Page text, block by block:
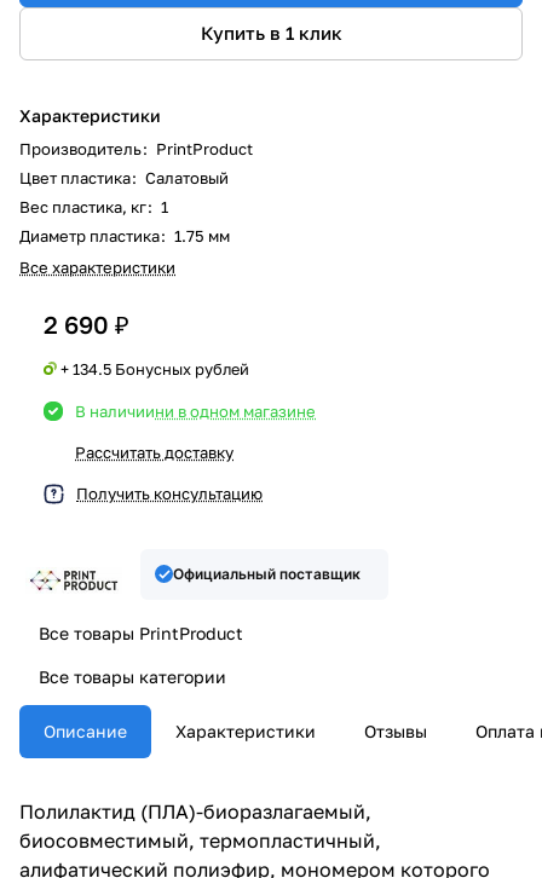
Купить в 1 клик
Характеристики
Производитель: PrintProduct
Цвет пластика: Салатовый
Вес пластика, кг: 1
Диаметр пластика: 1.75 мм
Все характеристики
2 690 ₽
+ 134.5 Бонусных рублей
В наличиини в одном магазине
Рассчитать доставку
Получить консультацию
Официальный поставщик
Все товары PrintProduct
Все товары категории
Описание Характеристики Отзывы Оплата
Полилактид (ПЛА)-биоразлагаемый,
биосовместимый, термопластичный,
алифатический полиэфир, мономером которого